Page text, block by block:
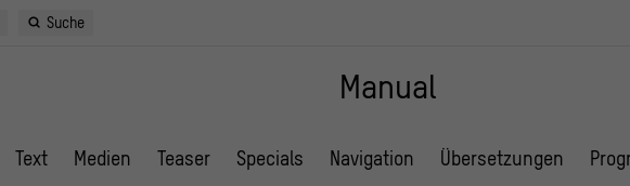
Suche
Manual
Text Medien Teaser Specials Navigation Übersetzungen